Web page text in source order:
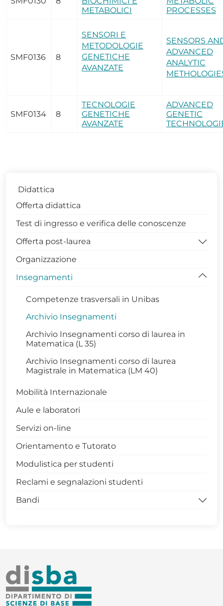
METABOLICI
PROCESSES
SMF0136 8
SENSORI E
METODOLOGIE
GENETICHE
AVANZATE
SENSORS
ADVANCED
ANALYTIC
SMF0134 8
TECNOLOGIE
GENETICHE
AVANZATE
ADVANCED
GENETIC
Didattica
Offerta didattica
Test di ingresso e verifica delle conoscenze
Offerta post-laurea
Dottorati di Ricerca DISBA
Contatti Coordinatrice Dottorato
Gruppo di Assicurazione della Qualità
PhDiaries
Infrastrutture di Ricerca
Internazionalizzazione
Terza Missione
Organizzazione
Insegnamenti
Competenze trasversali in Unibas
Archivio Insegnamenti
Archivio Insegnamenti corso di laurea in
Matematica (L 35)
Archivio Insegnamenti corso di laurea
Magistrale in Matematica (LM 40)
Mobilità Internazionale
Aule e laboratori
Servizi on-line
Orientamento e Tutorato
Modulistica per studenti
Reclami e segnalazioni studenti
Bandi